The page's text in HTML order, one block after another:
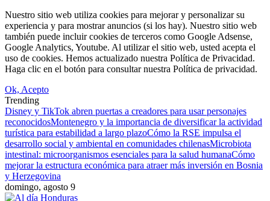
Nuestro sitio web utiliza cookies para mejorar y personalizar su
experiencia y para mostrar anuncios (si los hay). Nuestro sitio web
también puede incluir cookies de terceros como Google Adsense,
Google Analytics, Youtube. Al utilizar el sitio web, usted acepta el
uso de cookies. Hemos actualizado nuestra Política de Privacidad.
Haga clic en el botón para consultar nuestra Política de privacidad.
Ok, Acepto
Trending
Disney y TikTok abren puertas a creadores para usar personajes
reconocidosMontenegro y la importancia de diversificar la actividad
turística para estabilidad a largo plazoCómo la RSE impulsa el
desarrollo social y ambiental en comunidades chilenasMicrobiota
intestinal: microorganismos esenciales para la salud humanaCómo
mejorar la estructura económica para atraer más inversión en Bosnia
y Herzegovina
domingo, agosto 9